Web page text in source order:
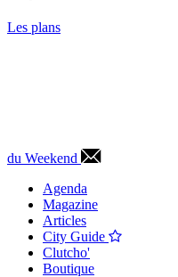
Les plans
du Weekend
Agenda
Magazine
Articles
City Guide
Clutcho'
Boutique